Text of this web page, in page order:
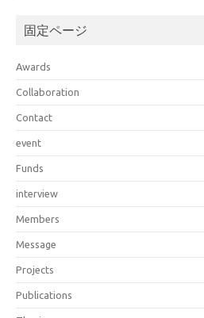
固定ページ
Awards
Collaboration
Contact
event
Funds
interview
Members
Message
Projects
Publications